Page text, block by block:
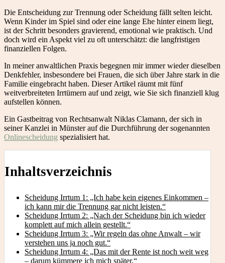
Die Entscheidung zur Trennung oder Scheidung fällt selten leicht.
Wenn Kinder im Spiel sind oder eine lange Ehe hinter einem liegt,
ist der Schritt besonders gravierend, emotional wie praktisch. Und
doch wird ein Aspekt viel zu oft unterschätzt: die langfristigen
finanziellen Folgen.
In meiner anwaltlichen Praxis begegnen mir immer wieder dieselben
Denkfehler, insbesondere bei Frauen, die sich über Jahre stark in die
Familie eingebracht haben. Dieser Artikel räumt mit fünf
weitverbreiteten Irrtümern auf und zeigt, wie Sie sich finanziell klug
aufstellen können.
Ein Gastbeitrag von Rechtsanwalt Niklas Clamann, der sich in
seiner Kanzlei in Münster auf die Durchführung der sogenannten
Onlinescheidung spezialisiert hat.
Inhaltsverzeichnis
Scheidung Irrtum 1: „Ich habe kein eigenes Einkommen –
ich kann mir die Trennung gar nicht leisten.“
Scheidung Irrtum 2: „Nach der Scheidung bin ich wieder
komplett auf mich allein gestellt.“
Scheidung Irrtum 3: „Wir regeln das ohne Anwalt – wir
verstehen uns ja noch gut.“
Scheidung Irrtum 4: „Das mit der Rente ist noch weit weg
– darum kümmere ich mich später.“